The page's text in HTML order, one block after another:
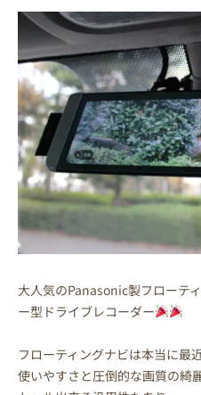
大人気のPanasonic製フローテ
ー型ドライブレコーダー
フローティングナビは本当に最
使いやすさと圧倒的な画質の綺